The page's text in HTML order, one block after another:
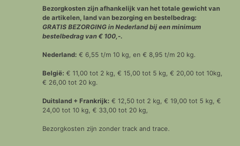
Bezorgkosten zijn afhankelijk van het totale gewicht van
de artikelen, land van bezorging en bestelbedrag:
GRATIS BEZORGING in Nederland bij een minimum
bestelbedrag van € 100,-.
Nederland: € 6,55 t/m 10 kg, en € 8,95 t/m 20 kg.
België: € 11,00 tot 2 kg, € 15,00 tot 5 kg, € 20,00 tot 10kg,
€ 26,00 tot 20 kg.
Duitsland + Frankrijk: € 12,50 tot 2 kg, € 19,00 tot 5 kg, €
24,00 tot 10 kg, € 33,00 tot 20 kg,
Bezorgkosten zijn zonder track and trace.